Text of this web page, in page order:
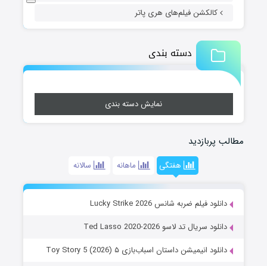
کالکشن فیلم‌های هری پاتر
دسته بندی
نمایش دسته بندی
مطالب پربازدید
هفتگی ماهانه سالانه
دانلود فیلم ضربه شانس Lucky Strike 2026
دانلود سریال تد لاسو Ted Lasso 2020-2026
دانلود انیمیشن داستان اسباب‌بازی ۵ Toy Story 5 (2026)